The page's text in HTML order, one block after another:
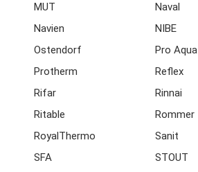
MUT
Naval
Navien
NIBE
Ostendorf
Pro Aqua
Protherm
Reflex
Rifar
Rinnai
Ritable
Rommer
RoyalThermo
Sanit
SFA
STOUT